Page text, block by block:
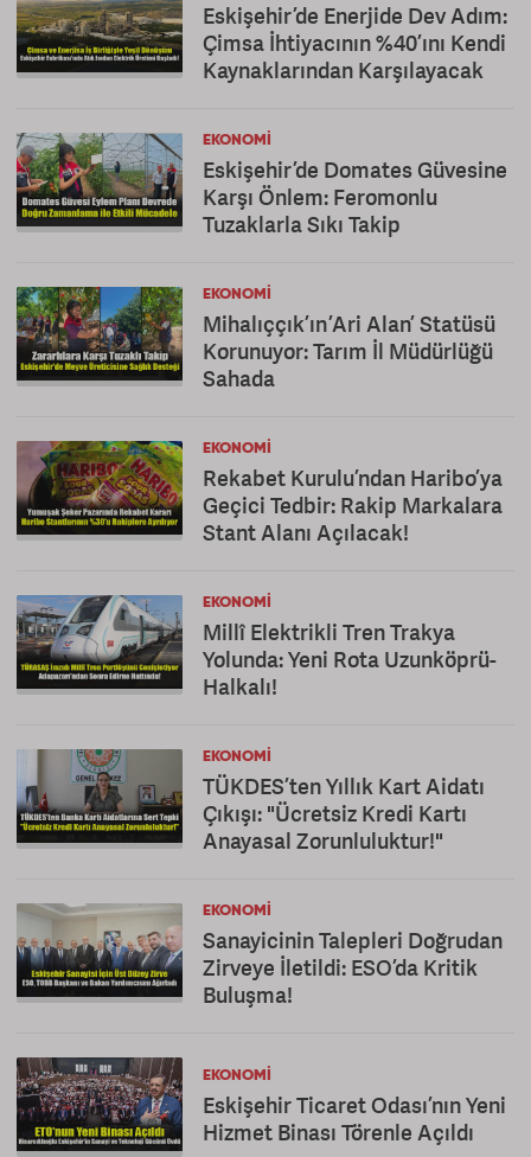
Eskişehir’de Enerjide Dev Adım:
Çimsa İhtiyacının %40’ını Kendi
Kaynaklarından Karşılayacak
EKONOMI
Eskişehir’de Domates Güvesine
Karşı Önlem: Feromonlu
Tuzaklarla Sıkı Takip
EKONOMI
Mihalıççık’ın ’Ari Alan’ Statüsü
Korunuyor: Tarım İl Müdürlüğü
Sahada
EKONOMI
Rekabet Kurulu’ndan Haribo’ya
Geçici Tedbir: Rakip Markalara
Stant Alanı Açılacak!
EKONOMI
Millî Elektrikli Tren Trakya
Yolunda: Yeni Rota Uzunköprü-
Halkalı!
EKONOMI
TÜKDES’ten Yıllık Kart Aidatı
Çıkışı: "Ücretsiz Kredi Kartı
Anayasal Zorunluluktur!"
EKONOMI
Sanayicinin Talepleri Doğrudan
Zirveye İletildi: ESO’da Kritik
Buluşma!
EKONOMI
Eskişehir Ticaret Odası’nın Yeni
Hizmet Binası Törenle Açıldı